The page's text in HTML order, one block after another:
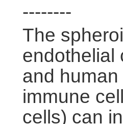
--------
The
endothelial
and
immune
cells) can